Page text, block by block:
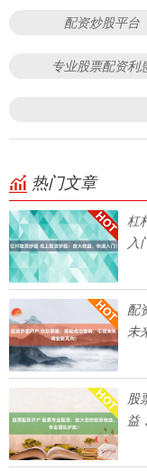
配资炒股平台
专业股票配资利
热门文章
杠
入
配
未
股
益